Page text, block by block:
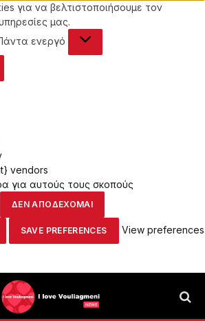
για να βελτιστοποιήσουμε τον
μας.
ενεργό
vendors
για αυτούς τους σκοπούς
ΔΕΝ ΑΠΟΔΕΧΟΜΑΙ
SAVE PREFERENCES
View preferences